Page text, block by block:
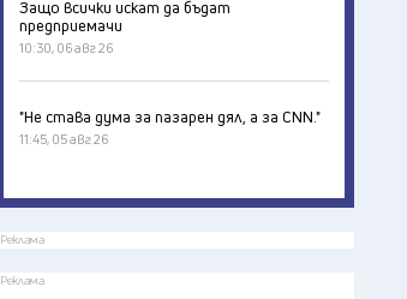
Защо всички искат да бъдат
предприемачи
10:30, 06 авг 26
"Не става дума за пазарен дял, а за CNN."
11:45, 05 авг 26
Реклама
Реклама